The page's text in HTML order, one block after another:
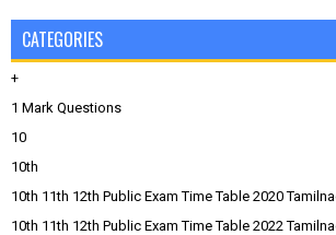
CATEGORIES
+
1 Mark Questions
10
10th
10th 11th 12th Public Exam Time Table 2020
10th 11th 12th Public Exam Time Table 2022